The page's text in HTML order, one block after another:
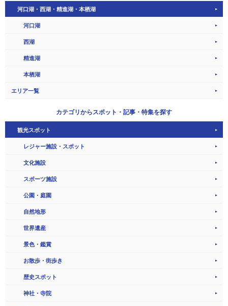
河口湖・西湖・精進湖・本栖湖
河口湖
西湖
精進湖
本栖湖
エリア一覧
カテゴリからスポット・記事・特集を探す
観光スポット
レジャー施設・スポット
文化施設
スポーツ施設
公園・庭園
自然地形
世界遺産
景色・鑑賞
お散歩・街歩き
歴史スポット
神社・寺院